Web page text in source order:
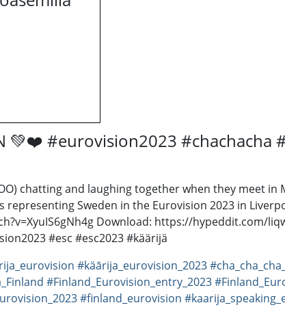
💚❤️ #eurovision2023 #chachacha
chatting and laughing together when they meet
Sweden in the Eurovision 2023 in
Download: https://hypeddit.com/
#esc #esc2023 #käärijä
#käārija_eurovision_2023
#Finland_Eurovision_entry_2023
#finland_eurovision